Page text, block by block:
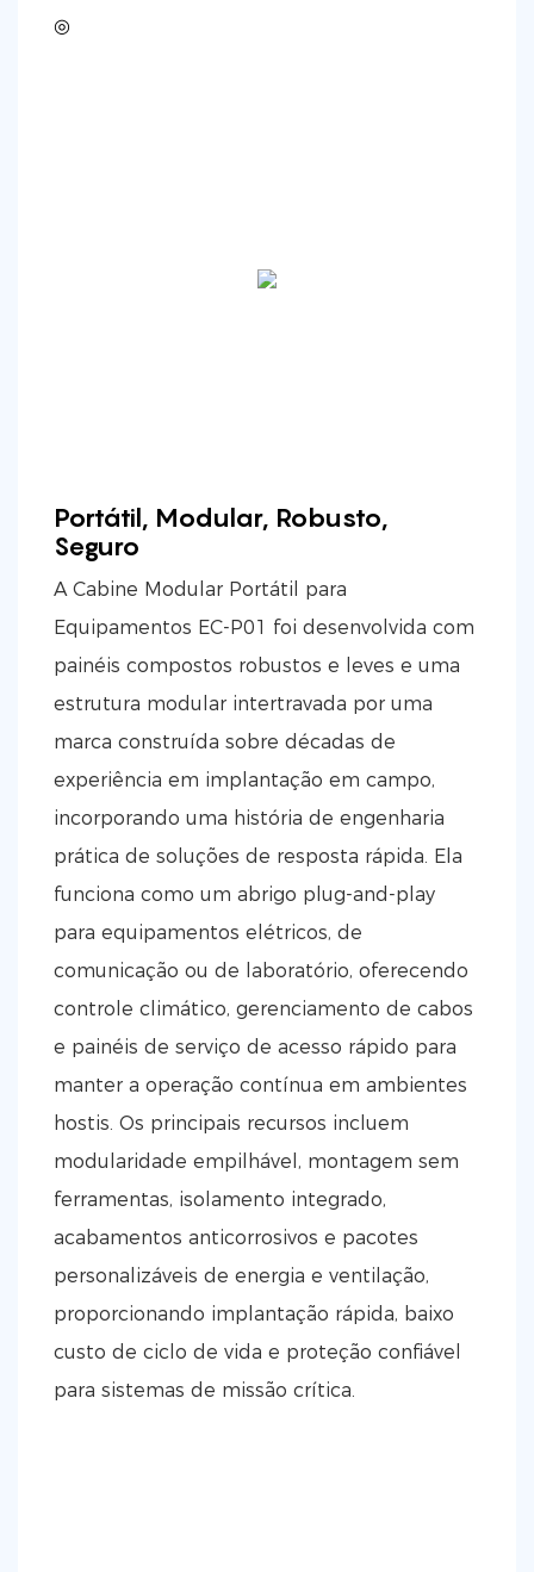
◎
Portátil, Modular, Robusto,
Seguro
A Cabine Modular Portátil para
Equipamentos EC-P01 foi desenvolvida com
painéis compostos robustos e leves e uma
estrutura modular intertravada por uma
marca construída sobre décadas de
experiência em implantação em campo,
incorporando uma história de engenharia
prática de soluções de resposta rápida. Ela
funciona como um abrigo plug-and-play
para equipamentos elétricos, de
comunicação ou de laboratório, oferecendo
controle climático, gerenciamento de cabos
e painéis de serviço de acesso rápido para
manter a operação contínua em ambientes
hostis. Os principais recursos incluem
modularidade empilhável, montagem sem
ferramentas, isolamento integrado,
acabamentos anticorrosivos e pacotes
personalizáveis ​​de energia e ventilação,
proporcionando implantação rápida, baixo
custo de ciclo de vida e proteção confiável
para sistemas de missão crítica.